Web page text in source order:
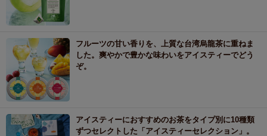
フルーツの甘い香りを、上質な台湾烏龍茶に重ねま
した。爽やかで豊かな味わいをアイスティーでどう
ぞ。
アイスティーにおすすめのお茶をタイプ別に10種類
ずつセレクトした「アイスティーセレクション」。